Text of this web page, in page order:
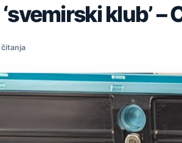
klub’
čitanja